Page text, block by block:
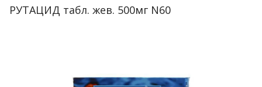
РУТАЦИД табл. жев. 500мг N60